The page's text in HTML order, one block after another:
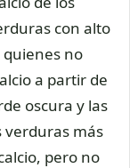
con alto
no
a partir de
oscura y las
verduras más
pero no